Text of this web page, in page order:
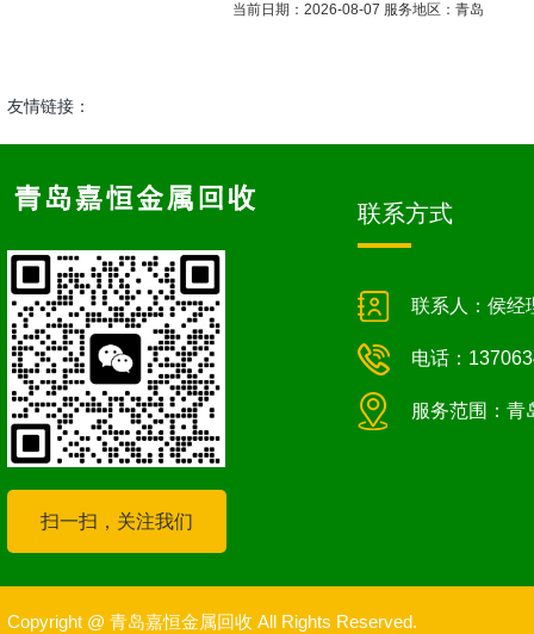
当前日期：2026-08-07 服务地区：青岛
友情链接：
扫一扫，关注我们
联系方式
联系人：侯经
电话：
服务范围：青
Copyright @ 青岛嘉恒金属回收 All Rights Reserved.